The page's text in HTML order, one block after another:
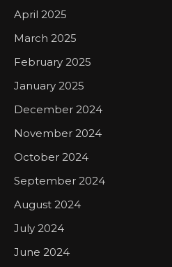
April 2025
March 2025
February 2025
January 2025
December 2024
November 2024
October 2024
September 2024
August 2024
July 2024
June 2024